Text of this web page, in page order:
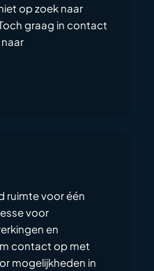
op zoek naar
graag in contact
ruimte voor één
voor
en
contact op met
mogelijkheden in